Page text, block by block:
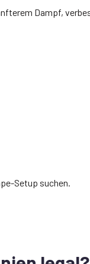
Dampf,
Setup suchen.